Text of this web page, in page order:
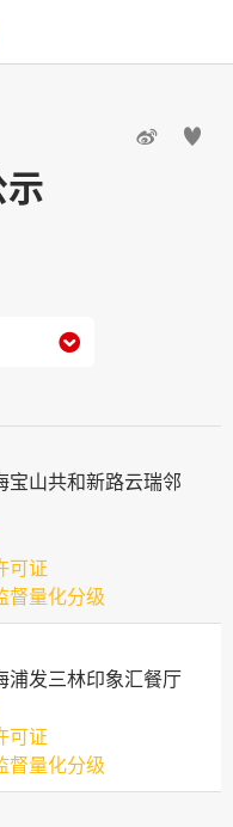
 

宝山共和新路云瑞邻
可证
督量化分级
浦发三林印象汇餐厅
可证
督量化分级